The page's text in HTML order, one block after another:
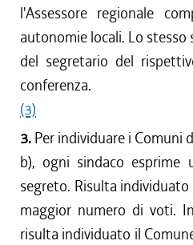
l'Assessore regionale
autonomie locali. Lo stesso
del segretario del
conferenza.
(3)
3. Per individuare i Comuni
b), ogni sindaco
segreto. Risulta
maggior numero di voti.
risulta individuato il